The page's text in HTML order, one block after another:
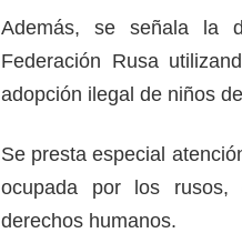
Además, se señala la
Federación Rusa
adopción ilegal de niños
Se presta especial
ocupada por los rusos,
derechos humanos.